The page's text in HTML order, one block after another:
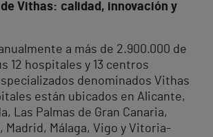
Vithas: calidad, innovación y
a más de 2.900.000 de
12 hospitales y 13 centros
denominados Vithas
están ubicados en Alicante,
Las Palmas de Gran Canaria,
Madrid, Málaga, Vigo y Vitoria-